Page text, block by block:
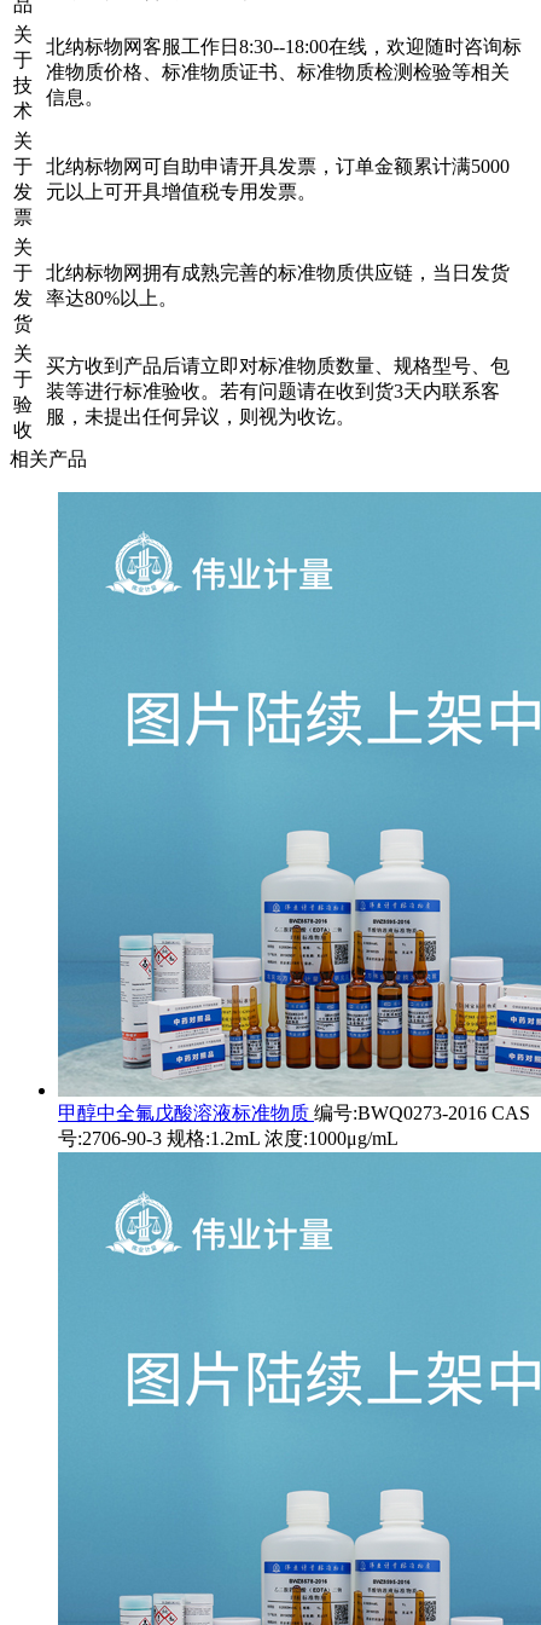
品
关
于
技
术
北纳标物网客服工作日8:30--18:00在线，欢迎随时咨询标
准物质价格、标准物质证书、标准物质检测检验等相关
信息。
关
于
发
票
北纳标物网可自助申请开具发票，订单金额累计满5000
元以上可开具增值税专用发票。
关
于
发
货
北纳标物网拥有成熟完善的标准物质供应链，当日发货
率达80%以上。
关
于
验
收
买方收到产品后请立即对标准物质数量、规格型号、包
装等进行标准验收。若有问题请在收到货3天内联系客
服，未提出任何异议，则视为收讫。
相关产品
甲醇中全氟戊酸溶液标准物质 编号:BWQ0273-2016 CAS
号:2706-90-3 规格:1.2mL 浓度:1000μg/mL